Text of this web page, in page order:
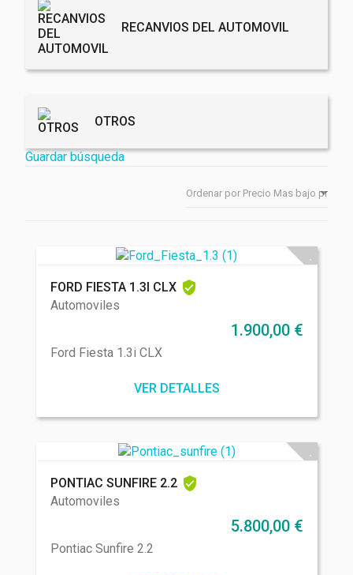
RECANVIOS DEL AUTOMOVIL
OTROS
Guardar búsqueda
FORD FIESTA 1.3I CLX
Automoviles
1.900,00 €
Ford Fiesta 1.3i CLX
VER DETALLES
PONTIAC SUNFIRE 2.2
Automoviles
5.800,00 €
Pontiac Sunfire 2.2